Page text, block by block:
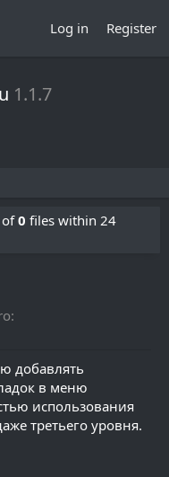
Log in Register
1.1.7
of0 files within 24
добавлять
в меню
использования
третьего уровня.